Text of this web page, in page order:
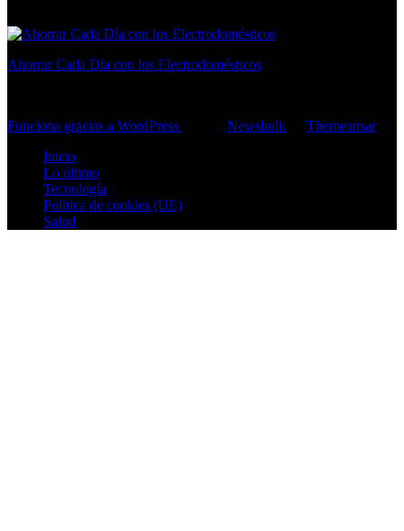
Ahorrar Cada Día con los Electrodomésticos
Funciona gracias a WordPress
Newsbulk
Themeansar
Inicio
Lo último
Tecnología
Política de cookies (UE)
Salud